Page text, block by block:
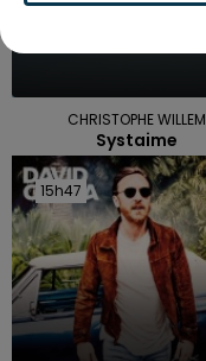
CHRISTOPHE WILLEM
Systaime
15h47
15h47